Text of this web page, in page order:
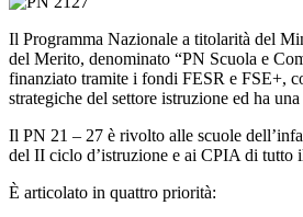
Il Programma Nazionale a titolarità del
del Merito, denominato “PN Scuola e
finanziato tramite i fondi FESR e FSE+,
strategiche del settore istruzione ed ha
Il PN 21 – 27 è rivolto alle scuole
del II ciclo d’istruzione e ai CPIA di tutto
È articolato in quattro priorità: